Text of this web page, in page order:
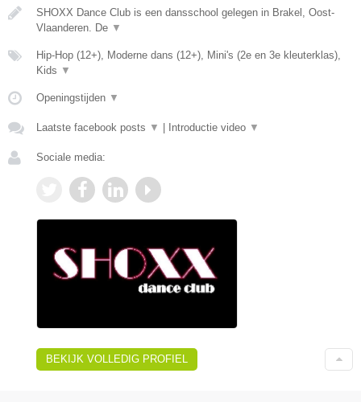
SHOXX Dance Club is een dansschool gelegen in Brakel, Oost-
Vlaanderen. De ▼
Hip-Hop (12+), Moderne dans (12+), Mini's (2e en 3e kleuterklas),
Kids ▼
Openingstijden ▼
Laatste facebook posts ▼ | Introductie video ▼
Sociale media:
BEKIJK VOLLEDIG PROFIEL